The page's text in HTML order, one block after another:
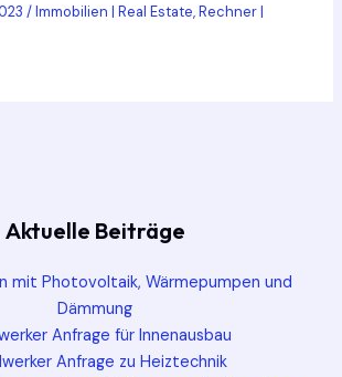
/Immobilien | Real Estate,Rechner |
Aktuelle Beiträge
mit Photovoltaik, Wärmepumpen und
Dämmung
Anfrage für Innenausbau
Anfrage zu Heiztechnik